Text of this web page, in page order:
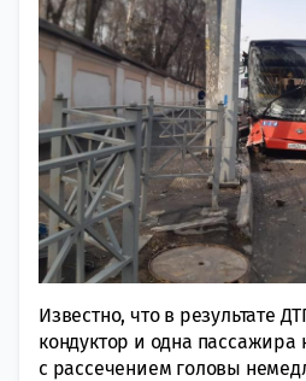
Известно, что в результате
кондуктор и одна пассажира
с рассечением головы